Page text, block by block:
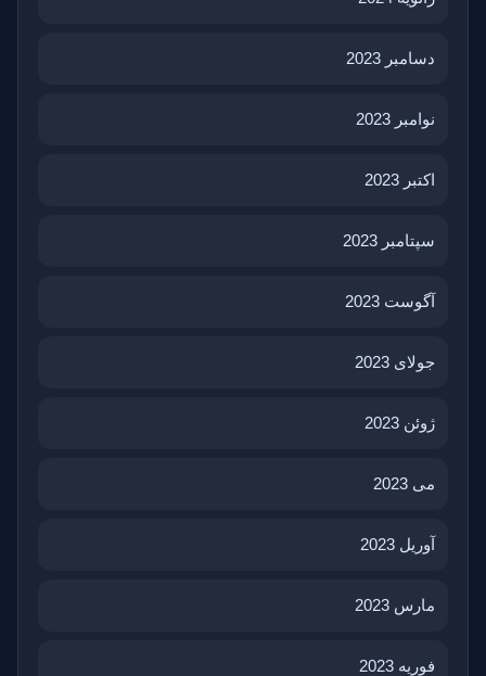
دسامبر 2023
نوامبر 2023
اکتبر 2023
سپتامبر 2023
آگوست 2023
جولای 2023
ژوئن 2023
می 2023
آوریل 2023
مارس 2023
فوریه 2023